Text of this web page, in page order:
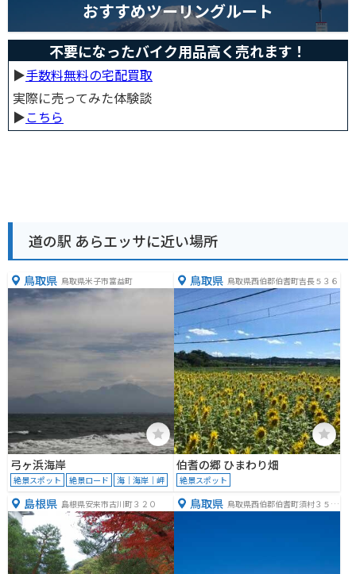
おすすめツーリングルート
不要になったバイク用品高く売れます！
▶︎手数料無料の宅配買取
実際に売ってみた体験談
▶︎こちら
道の駅 あらエッサに近い場所
鳥取県 鳥取県米子市富益町
弓ヶ浜海岸
絶景スポット 絶景ロード 海｜海岸｜岬
鳥取県 鳥取県西伯郡伯耆町吉長５３６
伯耆の郷 ひまわり畑
絶景スポット
島根県 島根県安来市古川町３２０ 鳥取県 鳥取県西伯郡伯耆町須村３５３